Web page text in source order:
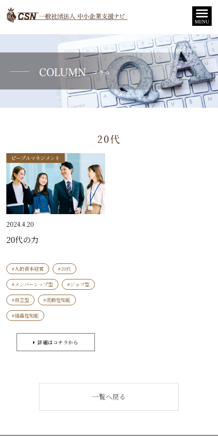
20代
2024.4.20
ピープルマネジメント
20代の力
#人的資本経営 #20代
#メンバーシップ型 #ジョブ型
#自立型 #流動性知能
#結晶性知能
詳細はコチラから
一覧へ戻る